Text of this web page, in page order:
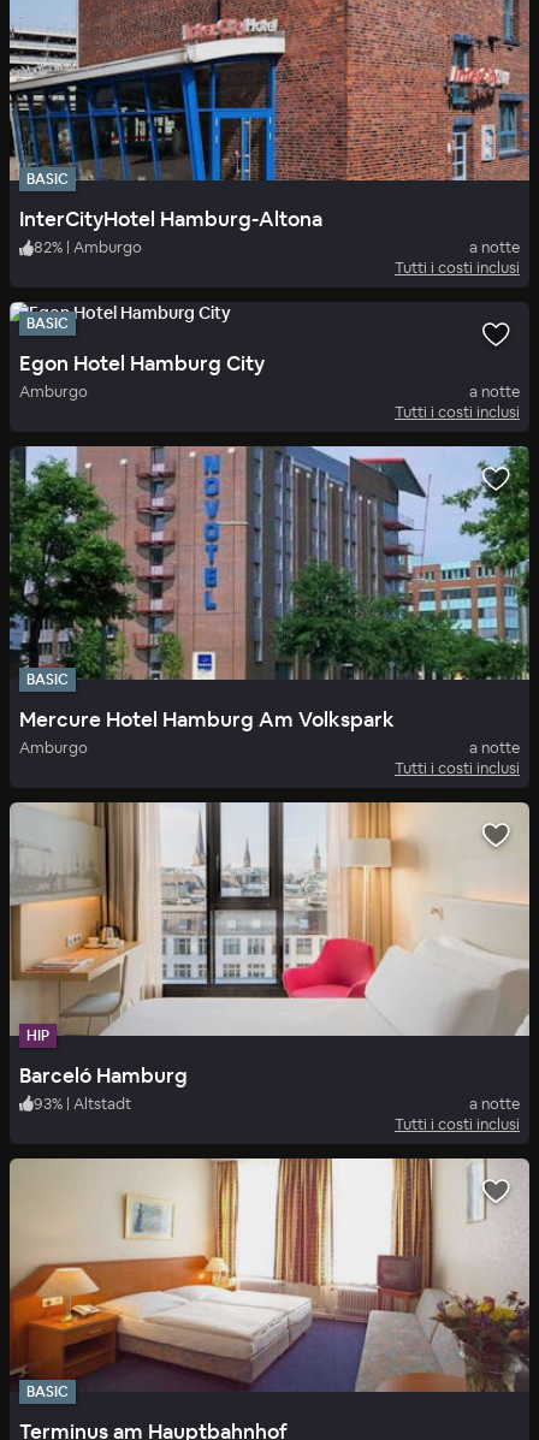
BASIC
InterCityHotel Hamburg-Altona
82% | Amburgo
a notte
Tutti i costi inclusi
BASIC
Egon Hotel Hamburg City
Amburgo
a notte
Tutti i costi inclusi
BASIC
Mercure Hotel Hamburg Am Volkspark
Amburgo
a notte
Tutti i costi inclusi
HIP
Barceló Hamburg
93% | Altstadt
a notte
Tutti i costi inclusi
BASIC
Terminus am Hauptbahnhof